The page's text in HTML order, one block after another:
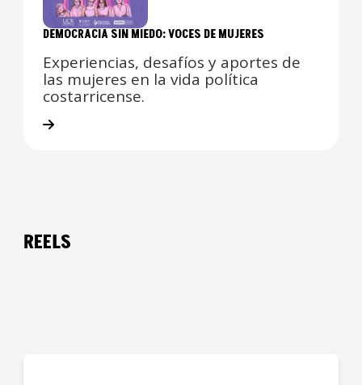
DEMOCRACIA SIN MIEDO: VOCES DE MUJERES
Experiencias, desafíos y aportes de
las mujeres en la vida política
costarricense.
REELS